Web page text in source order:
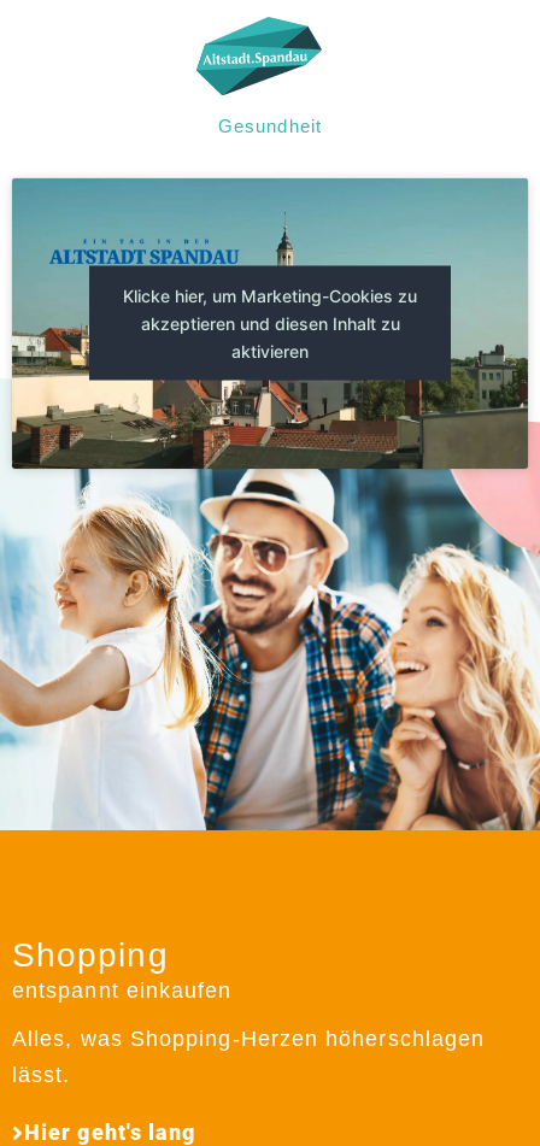
Gesundheit
Klicke hier, um Marketing-Cookies zu
akzeptieren und diesen Inhalt zu
aktivieren
Shopping
entspannt einkaufen
Alles, was Shopping-Herzen höherschlagen
lässt.
Hier geht's lang